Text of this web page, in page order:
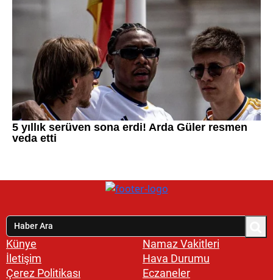
Künye
İletişim
Çerez Politikası
Namaz Vakitleri
Hava Durumu
Eczaneler